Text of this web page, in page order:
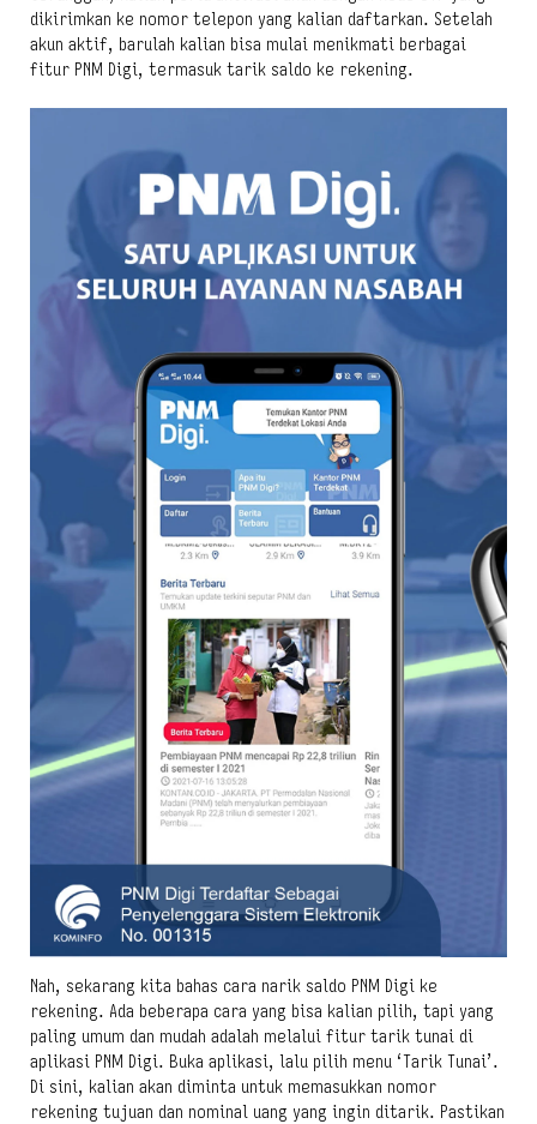
dikirimkan ke nomor telepon yang kalian daftarkan. Setelah
akun aktif, barulah kalian bisa mulai menikmati berbagai
fitur PNM Digi, termasuk tarik saldo ke rekening.
Nah, sekarang kita bahas cara narik saldo PNM Digi ke
rekening. Ada beberapa cara yang bisa kalian pilih, tapi yang
paling umum dan mudah adalah melalui fitur tarik tunai di
aplikasi PNM Digi. Buka aplikasi, lalu pilih menu ‘Tarik Tunai’.
Di sini, kalian akan diminta untuk memasukkan nomor
rekening tujuan dan nominal uang yang ingin ditarik. Pastikan